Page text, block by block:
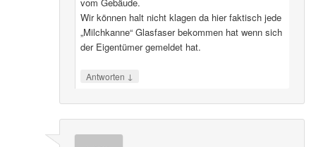
Wir können halt nicht klagen da hier faktisch jede
„Milchkanne“ Glasfaser bekommen hat wenn sich
der Eigentümer gemeldet hat.
Antworten ↓